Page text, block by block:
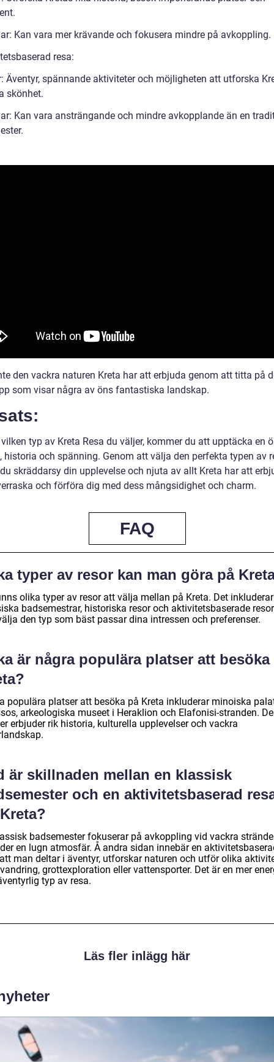
Kan vara mer krävande och fokusera mindre på avkoppling.
resa:
Äventyr, spännande aktiviteter och möjligheten att utforska
skönhet.
Kan vara ansträngande och mindre avkopplande än en
den vackra naturen Kreta har att erbjuda genom att titta på
som visar några av öns fantastiska landskap.
typ av Kreta Resa du väljer, kommer du att upptäcka en
historia och spänning. Genom att välja den perfekta typen av
skräddarsy din upplevelse och njuta av allt Kreta har att
och förföra dig med dess mångsidighet och charm.
FAQ
typer av resor kan man göra på
olika typer av resor att välja mellan på Kreta. Det inkluderar
badsemestrar, historiska resor och aktivitetsbaserade
den typ som bäst passar dina intressen och preferenser.
är några populära platser att besöka
populära platser att besöka på Kreta inkluderar minoiska
arkeologiska museet i Heraklion och Elafonisi-stranden.
erbjuder rik historia, kulturella upplevelser och vackra
är skillnaden mellan en klassisk
och en aktivitetsbaserad
badsemester fokuserar på avkoppling vid vackra
en lugn atmosfär. Å andra sidan innebär en
man deltar i äventyr, utforskar naturen och utför olika
grottexploration eller vattensporter. Det är en mer
typ av resa.
Läs fler inlägg här